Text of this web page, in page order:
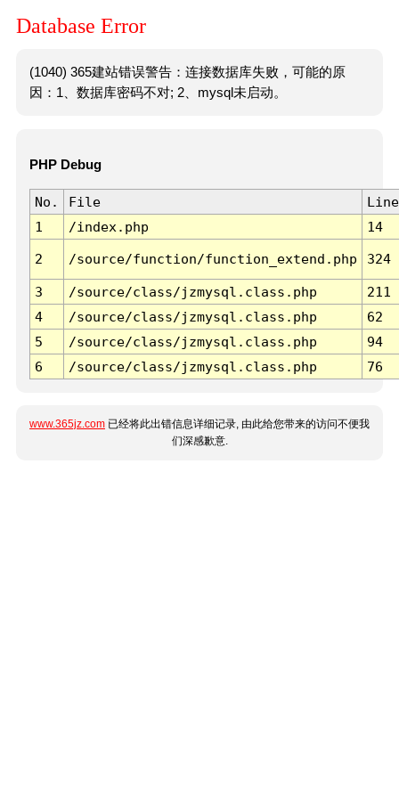
Database Error
(1040) 365建站错误警告：连接数据库失败，可能的原
因：1、数据库密码不对; 2、mysql未启动。
PHP Debug
No. File
Line
1
/index.php 14
2 /source/function/function_extend.php 324
3 /source/class/jzmysql.class.php
211
4
/source/class/jzmysql.class.php
62
5
/source/class/jzmysql.class.php
94
6
/source/class/jzmysql.class.php 76
www.365jz.com 已经将此出错信息详细记录, 由此给您带来的访问不便我
们深感歉意.